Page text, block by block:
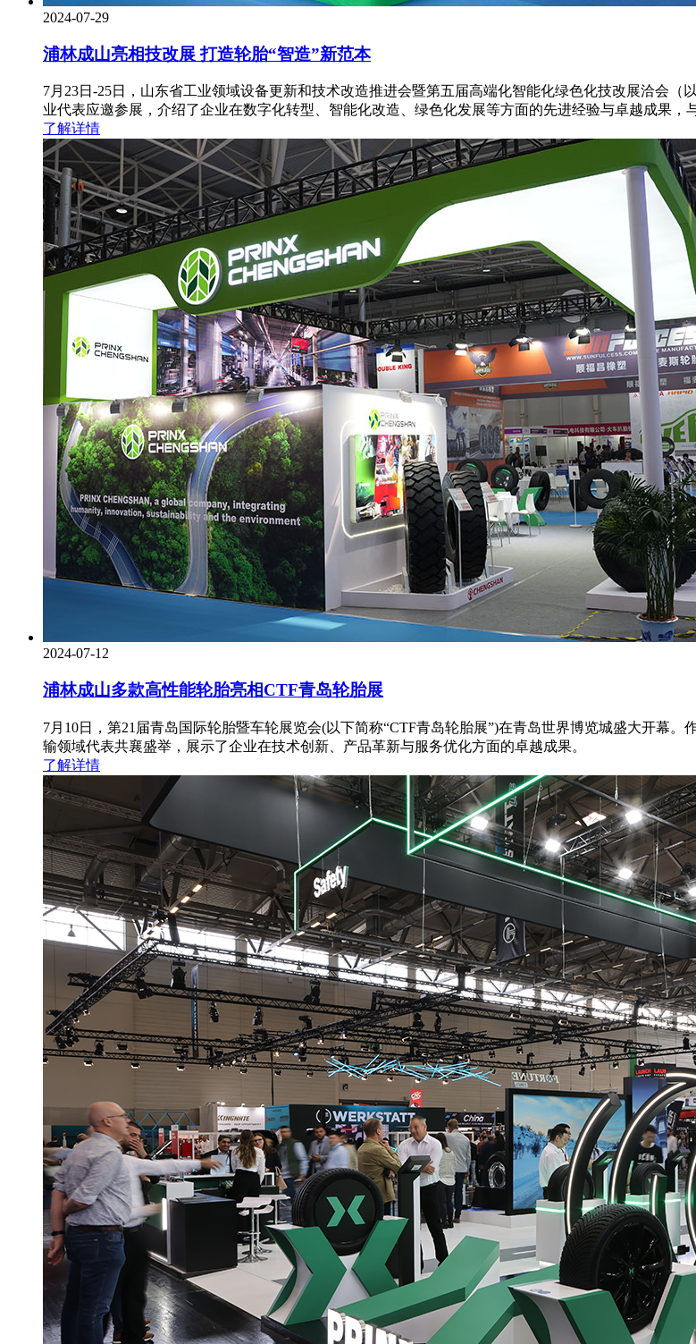
2024-07-29
浦林成山亮相技改展 打造轮胎“智造”新范本
7月23日-25日，山东省工业领域设备更新和技术改造推进会暨第五届高端化智能化绿色化技改展洽会
业代表应邀参展，介绍了企业在数字化转型、智能化改造、绿色化发展等方面的先进经验与卓越成果，
了解详情
2024-07-12
浦林成山多款高性能轮胎亮相CTF青岛轮胎展
7月10日，第21届青岛国际轮胎暨车轮展览会(以下简称“CTF青岛轮胎展”)在青岛世界博览城盛大开幕
输领域代表共襄盛举，展示了企业在技术创新、产品革新与服务优化方面的卓越成果。
了解详情